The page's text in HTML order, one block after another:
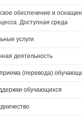
обеспечение и
Доступная среда
услуги
деятельность
(перевода)
обучающихся